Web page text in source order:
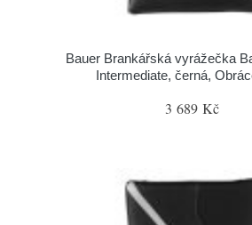
Bauer Brankářská vyrážečka
Intermediate, černá,
3 689 Kč